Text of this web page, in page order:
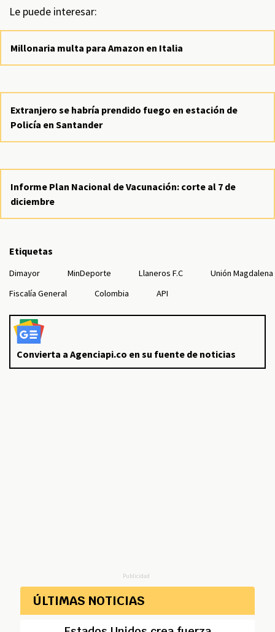
Le puede interesar:
Millonaria multa para Amazon en Italia
Extranjero se habría prendido fuego en estación de
Policía en Santander
Informe Plan Nacional de Vacunación: corte al 7 de
diciembre
Etiquetas
Dimayor MinDeporte Llaneros F.C
Unión Magdalena
Fiscalía General
Colombia API
Convierta a Agenciapi.co en su fuente de noticias
Publicidad
ÚLTIMAS NOTICIAS